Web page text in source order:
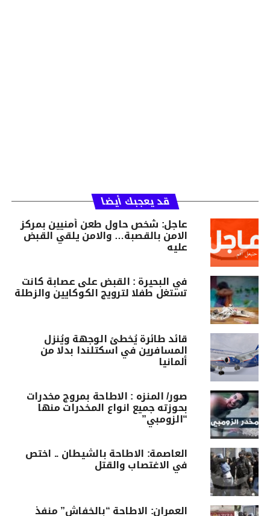
قد يعجبك أيضا
عاجل: شخص حاول طعن أمنيين بمركز
الامن بالقصبة… والامن يلقي القبض
عليه
في البحيرة : القبض على عصابة كانت
تستغل طفلا لترويج الكوكايين والزطلة
قائد طائرة يُخطئ الوجهة ويُنزل
المسافرين في اسكتلندا بدلا من
ألمانيا
صور/ المنزه : الاطاحة بمروج مخدرات
بحوزته جميع انواع المخدرات منها
“الزومبي”
العاصمة: الاطاحة بالشيطان .. اختص
في الاغتصاب والقتل
العمران: الاطاحة “بالخفاش” منفذ